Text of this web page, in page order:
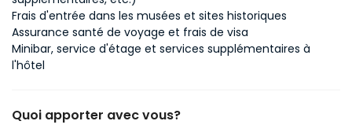
Frais d'entrée dans les musées et sites historiques
Assurance santé de voyage et frais de visa
Minibar, service d'étage et services supplémentaires à
l'hôtel
Quoi apporter avec vous?